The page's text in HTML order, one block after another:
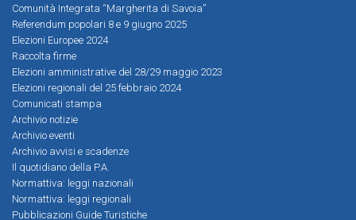
Comunità Integrata “Margherita di Savoia”
Referendum popolari 8 e 9 giugno 2025
Elezioni Europee 2024
Raccolta firme
Elezioni amministrative del 28/29 maggio 2023
Elezioni regionali del 25 febbraio 2024
Comunicati stampa
Archivio notizie
Archivio eventi
Archivio avvisi e scadenze
Il quotidiano della P.A.
Normattiva: leggi nazionali
Normattiva: leggi regionali
Pubblicazioni Guide Turistiche